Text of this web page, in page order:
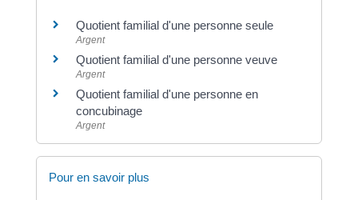
Quotient familial d'une personne seule
Argent
Quotient familial d'une personne veuve
Argent
Quotient familial d'une personne en
concubinage
Argent
Pour en savoir plus